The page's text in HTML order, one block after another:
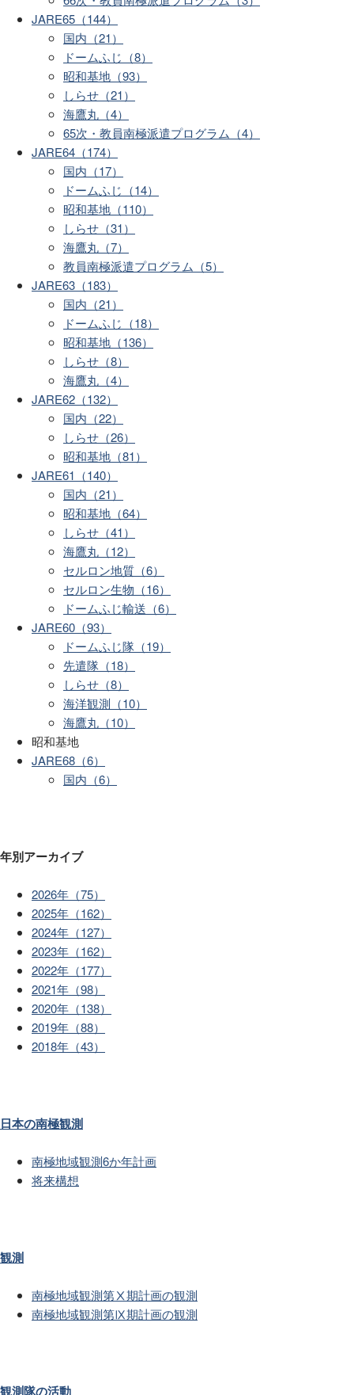
JARE65（144）
国内（21）
ドームふじ（8）
昭和基地（93）
しらせ（21）
海鷹丸（4）
65次・教員南極派遣プログラム（4）
JARE64（174）
国内（17）
ドームふじ（14）
昭和基地（110）
しらせ（31）
海鷹丸（7）
教員南極派遣プログラム（5）
JARE63（183）
国内（21）
ドームふじ（18）
昭和基地（136）
しらせ（8）
海鷹丸（4）
JARE62（132）
国内（22）
しらせ（26）
昭和基地（81）
JARE61（140）
国内（21）
昭和基地（64）
しらせ（41）
海鷹丸（12）
セルロン地質（6）
セルロン生物（16）
ドームふじ輸送（6）
JARE60（93）
ドームふじ隊（19）
先遣隊（18）
しらせ（8）
海洋観測（10）
海鷹丸（10）
昭和基地
JARE68（6）
国内（6）
年別アーカイブ
2026年（75）
2025年（162）
2024年（127）
2023年（162）
2022年（177）
2021年（98）
2020年（138）
2019年（88）
2018年（43）
日本の南極観測
南極地域観測6か年計画
将来構想
観測
南極地域観測第Ⅹ期計画の観測
南極地域観測第Ⅸ期計画の観測
観測隊の活動